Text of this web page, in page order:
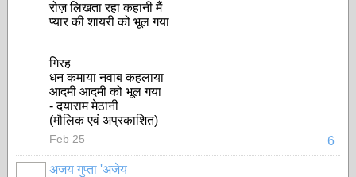
रोज़ लिखता रहा कहानी मैं
प्यार की शायरी को भूल गया
गिरह
धन कमाया नवाब कहलाया
आदमी आदमी को भूल गया
- दयाराम मेठानी
(मौलिक एवं अप्रकाशित)
6
Feb 25
अजय गुप्ता 'अजेय